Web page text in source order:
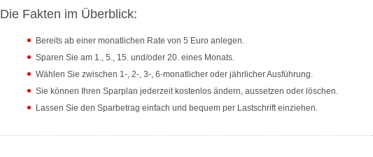
Die Fakten im Überblick:
Bereits ab einer monatlichen Rate von 5 Euro anlegen.
Sparen Sie am 1., 5., 15. und/oder 20. eines Monats.
Wählen Sie zwischen 1-, 2-, 3-, 6-monatlicher oder jährlicher Ausführung.
Sie können Ihren Sparplan jederzeit kostenlos ändern, aussetzen oder löschen.
Lassen Sie den Sparbetrag einfach und bequem per Lastschrift einziehen.